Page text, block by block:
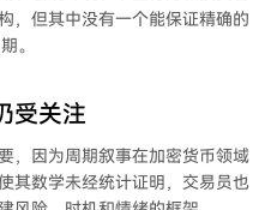
，但其中没有一个能保证精确的
。
受关注
，因为周期叙事在加密货币领域
其数学未经统计证明，交易员也